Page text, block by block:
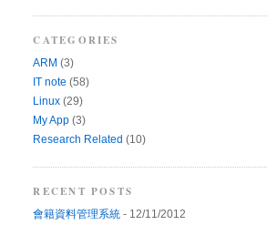
CATEGORIES
ARM (3)
IT note (58)
Linux (29)
My App (3)
Research Related (10)
RECENT POSTS
會籍資料管理系統 - 12/11/2012